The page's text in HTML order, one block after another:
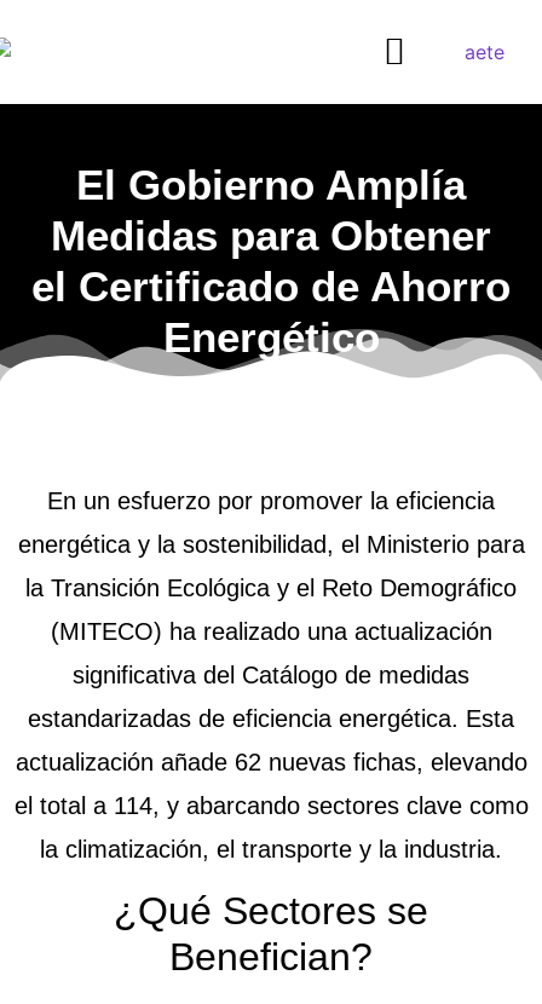
El Gobierno Amplía
Medidas para Obtener
el Certificado de Ahorro
Energético
En un esfuerzo por promover la eficiencia
energética y la sostenibilidad, el Ministerio para
la Transición Ecológica y el Reto Demográfico
(MITECO) ha realizado una actualización
significativa del Catálogo de medidas
estandarizadas de eficiencia energética. Esta
actualización añade 62 nuevas fichas, elevando
el total a 114, y abarcando sectores clave como
la climatización, el transporte y la industria.
¿Qué Sectores se
Benefician?